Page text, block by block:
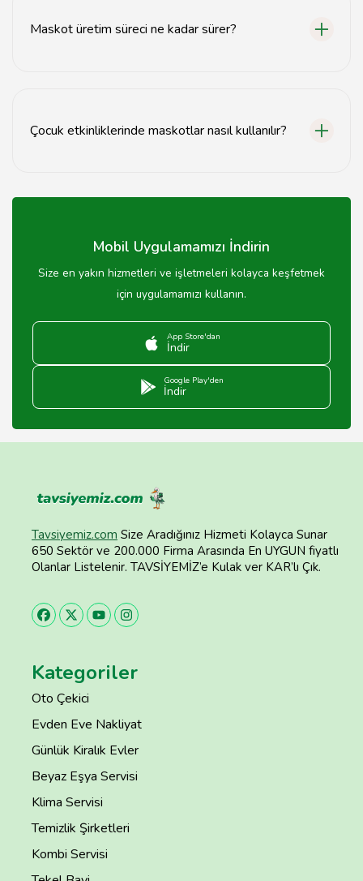
Maskot üretim süreci ne kadar sürer?
Çocuk etkinliklerinde maskotlar nasıl kullanılır?
fotoğraf çekimleri için kullanılabilir.
Mobil Uygulamamızı İndirin
Size en yakın hizmetleri ve işletmeleri kolayca keşfetmek
için uygulamamızı kullanın.
App Store'dan
İndir
Google Play'den
İndir
Tavsiyemiz.com Size Aradığınız Hizmeti Kolayca Sunar
650 Sektör ve 200.000 Firma Arasında En UYGUN fiyatlı
Olanlar Listelenir. TAVSİYEMİZ’e Kulak ver KAR’lı Çık.
Kategoriler
Oto Çekici
Evden Eve Nakliyat
Günlük Kiralık Evler
Beyaz Eşya Servisi
Klima Servisi
Temizlik Şirketleri
Kombi Servisi